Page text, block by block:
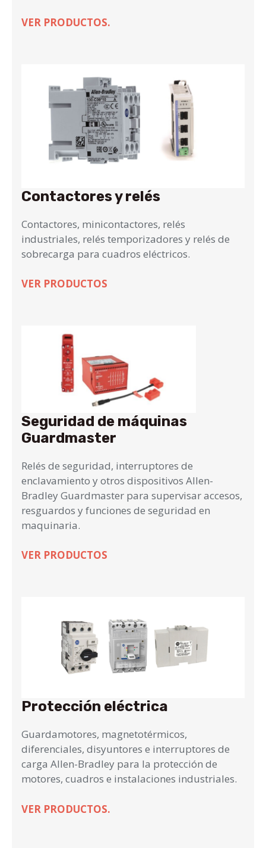
VER PRODUCTOS.
Contactores y relés
Contactores, minicontactores, relés
industriales, relés temporizadores y relés de
sobrecarga para cuadros eléctricos.
VER PRODUCTOS
Seguridad de máquinas
Guardmaster
Relés de seguridad, interruptores de
enclavamiento y otros dispositivos Allen-
Bradley Guardmaster para supervisar accesos,
resguardos y funciones de seguridad en
maquinaria.
VER PRODUCTOS
Protección eléctrica
Guardamotores, magnetotérmicos,
diferenciales, disyuntores e interruptores de
carga Allen-Bradley para la protección de
motores, cuadros e instalaciones industriales.
VER PRODUCTOS.